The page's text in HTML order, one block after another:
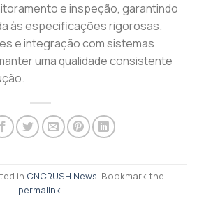
e inspeção, garantindo
às especificações rigorosas.
e integração com sistemas
uma qualidade consistente
in CNCRUSH News. Bookmark the
permalink.